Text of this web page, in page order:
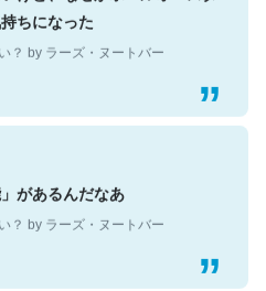
ちになった
があるんだなあ